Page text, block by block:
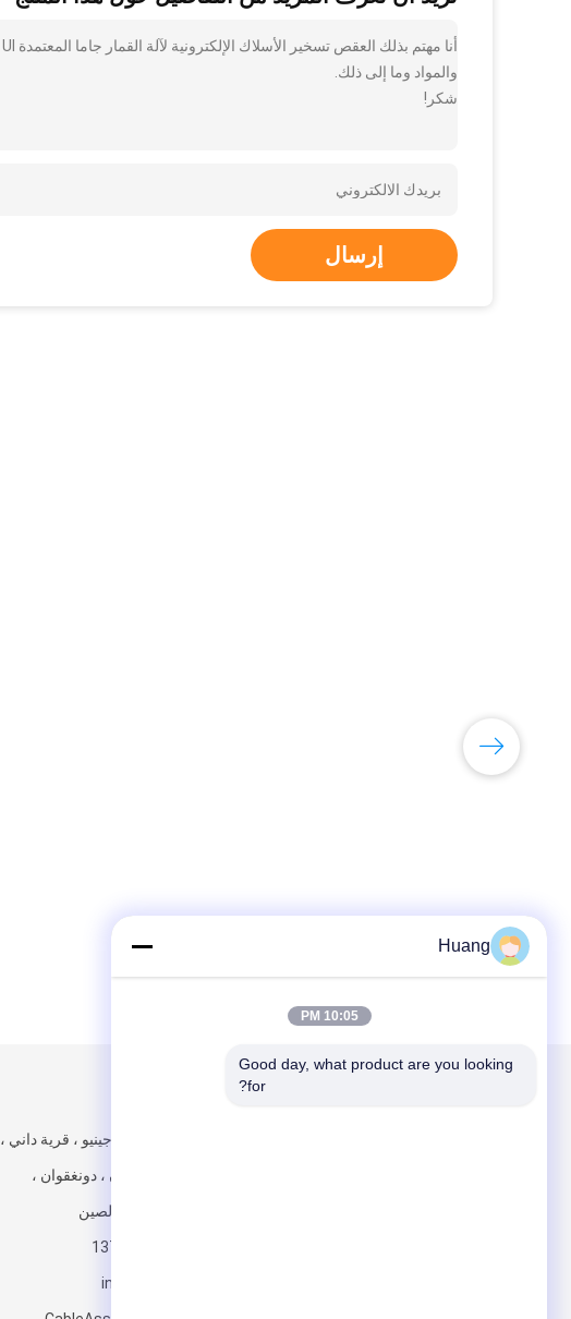
والمواد وما إلى ذلك.
شكر!
إرسال
288 ، فريق جينيو ، قرية داني ،
مدينة شاتيان ، دونغقوان ،
قوانغدونغ ، الصين
13790238080
info@China-
Huang
10:05 PM
Good day, what product are you looking
for?